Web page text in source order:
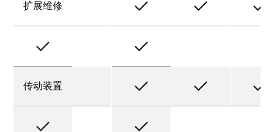
扩展维修
传动装置